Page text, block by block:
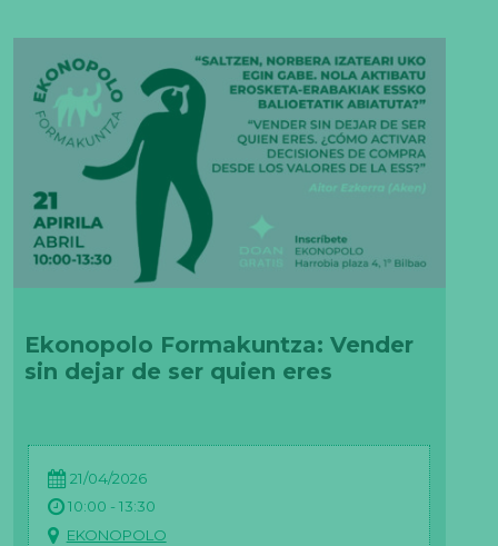
Ekonopolo Formakuntza: Vender
sin dejar de ser quien eres
21/04/2026
10:00 - 13:30
EKONOPOLO
e
c
e
a